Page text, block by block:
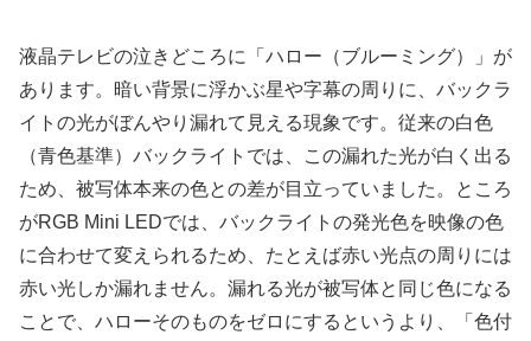
液晶テレビの泣きどころに「ハロー（ブルーミング）」が
あります。暗い背景に浮かぶ星や字幕の周りに、バックラ
イトの光がぼんやり漏れて見える現象です。従来の白色
（青色基準）バックライトでは、この漏れた光が白く出る
ため、被写体本来の色との差が目立っていました。ところ
がRGB Mini LEDでは、バックライトの発光色を映像の色
に合わせて変えられるため、たとえば赤い光点の周りには
赤い光しか漏れません。漏れる光が被写体と同じ色になる
ことで、ハローそのものをゼロにするというより、「色付